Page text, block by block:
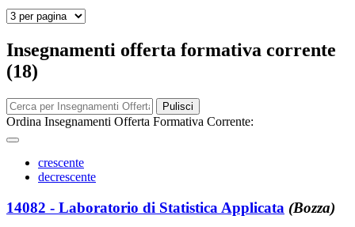
Insegnamenti offerta formativa corrente
(18)
Pulisci
Ordina Insegnamenti Offerta Formativa Corrente:
crescente
decrescente
14082 - Laboratorio di Statistica Applicata (Bozza)